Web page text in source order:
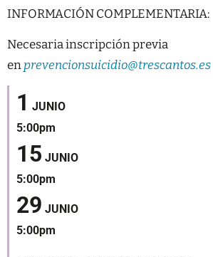
INFORMACIÓN COMPLEMENTARIA:
Necesaria inscripción previa
enprevencionsuicidio@trescantos.es
1 JUNIO
5:00pm
15 JUNIO
5:00pm
29 JUNIO
5:00pm